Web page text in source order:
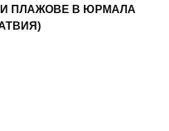
ПЛАЖОВЕ В ЮРМАЛА